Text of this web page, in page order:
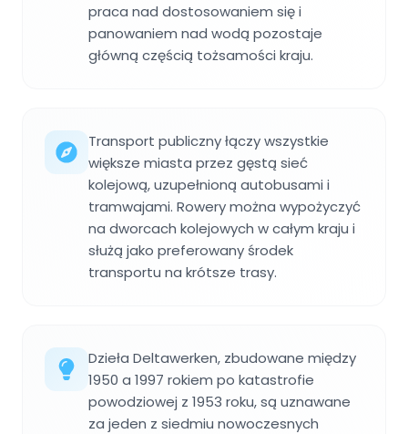
praca nad dostosowaniem się i
panowaniem nad wodą pozostaje
główną częścią tożsamości kraju.
Transport publiczny łączy wszystkie
większe miasta przez gęstą sieć
kolejową, uzupełnioną autobusami i
tramwajami. Rowery można wypożyczyć
na dworcach kolejowych w całym kraju i
służą jako preferowany środek
transportu na krótsze trasy.
Dzieła Deltawerken, zbudowane między
1950 a 1997 rokiem po katastrofie
powodziowej z 1953 roku, są uznawane
za jeden z siedmiu nowoczesnych